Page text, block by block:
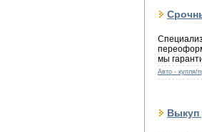
мы
Авто - купля/
Выкуп